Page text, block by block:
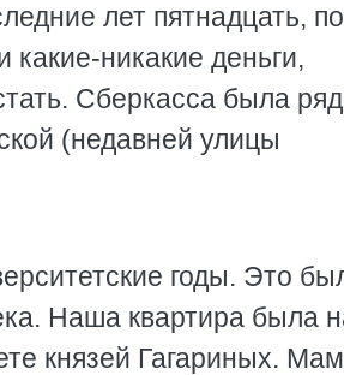
лет пятнадцать,
никакие деньги,
Сберкасса была
(недавней улицы
годы. Это
Наша квартира была
князей Гагариных.